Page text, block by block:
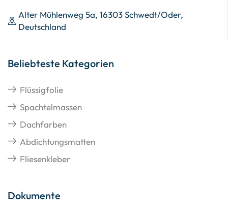
Alter Mühlenweg 5a, 16303 Schwedt/Oder,
Deutschland
Beliebteste Kategorien
Flüssigfolie
Spachtelmassen
Dachfarben
Abdichtungsmatten
Fliesenkleber
Dokumente